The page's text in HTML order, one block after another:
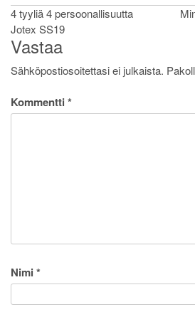
Artikkelien
selaus
4 tyyliä 4 persoonallisuutta
Jotex SS19
Vastaa
Sähköpostiosoitettasi ei julkaista.
Kommentti *
Nimi *